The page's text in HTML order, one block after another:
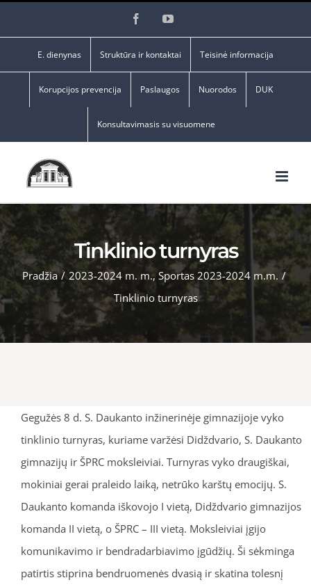
FacebookYouTube
E. dienynas Struktūra ir kontaktai Teisinė informacija
Korupcijos prevencija Paslaugos Nuorodos DUK
Konsultavimasis su visuomene
Tinklinio turnyras
Pradžia / 2023-2024 m. m.,Sportas 2023-2024 m.m. /
Tinklinio turnyras
Gegužės 8 d. S. Daukanto inžinerinėje gimnazijoje vyko
tinklinio turnyras, kuriame varžėsi Didždvario, S. Daukanto
gimnazijų ir ŠPRC moksleiviai. Turnyras vyko draugiškai,
mokiniai gerai praleido laiką, netrūko karštų emocijų. S.
Daukanto komanda iškovojo I vietą, Didždvario gimnazijos
komanda II vietą, o ŠPRC – III vietą. Moksleiviai įgijo
komunikavimo ir bendradarbiavimo įgūdžių. Ši sėkminga
patirtis stiprina bendruomenės dvasią ir skatina tolesnį